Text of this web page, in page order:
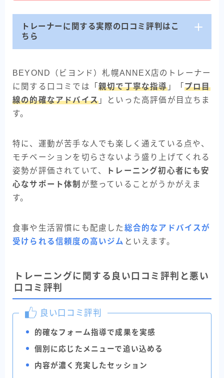
トレーナーに関する実際の口コミ評判はこ
ちら
BEYOND（ビヨンド）札幌ANNEX店のトレーナー
に関する口コミでは「 親切で丁寧な指導」「プロ目
線の的確なアドバイス 」といった高評価が目立ちま
す。
特に、運動が苦手な人でも楽しく通えている点や、
モチベーションを切らさないよう盛り上げてくれる
姿勢が評価されていて、
トレーニング初心者にも安
心なサポート体制 が整っていることがうかがえま
す。
食事や生活習慣にも配慮した 総合的なアドバイスが
受けられる信頼度の高いジム といえます。
トレーニングに関する良い口コミ評判と悪い
口コミ評判
良い口コミ評判
的確なフォーム指導で成果を実感
個別に応じたメニューで追い込める
内容が濃く充実したセッション